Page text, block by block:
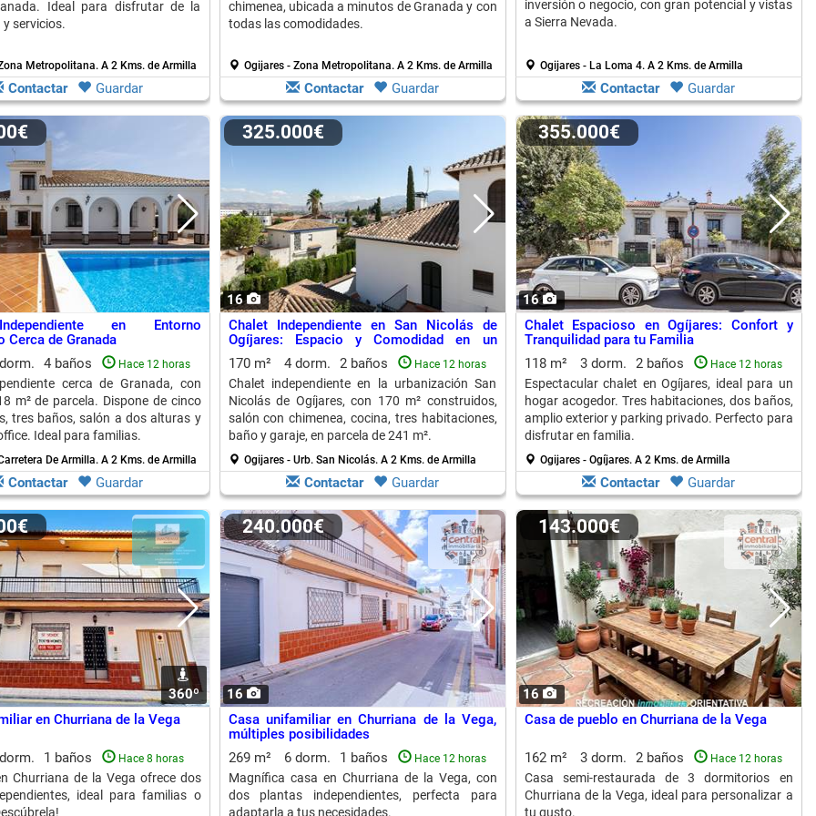
Ideal para disfrutar de la
servicios.
Metropolitana. A 2 Kms. de Armilla
Contactar Guardar
chimenea, ubicada a minutos de Granada y con
todas las comodidades.
Ogijares - Zona Metropolitana. A 2 Kms. de Armilla
Contactar Guardar
inversión o negocio, con gran potencial y vistas
a Sierra Nevada.
Ogijares - La Loma 4. A 2 Kms. de Armilla
Contactar Guardar
en Entorno
Cerca de Granada
4 baños Hace 12 horas
cerca de Granada, con
m² de parcela. Dispone de cinco
tres baños, salón a dos alturas y
Ideal para familias.
De Armilla. A 2 Kms. de Armilla
Contactar Guardar
16
325.000€
Chalet Independiente en San Nicolás de
Ogíjares: Espacio y Comodidad en un
Entorno Tranquilo
170 m² 4 dorm. 2 baños Hace 12 horas
Chalet independiente en la urbanización San
Nicolás de Ogíjares, con 170 m² construidos,
salón con chimenea, cocina, tres habitaciones,
baño y garaje, en parcela de 241 m².
Ogijares - Urb. San Nicolás. A 2 Kms. de Armilla
Contactar Guardar
16
355.000€
Chalet Espacioso en Ogíjares: Confort y
Tranquilidad para tu Familia
118 m²
3 dorm. 2 baños Hace 12 horas
Espectacular chalet en Ogíjares, ideal para un
hogar acogedor. Tres habitaciones, dos baños,
amplio exterior y parking privado. Perfecto para
disfrutar en familia.
Ogijares - Ogíjares. A 2 Kms. de Armilla
Contactar Guardar
360º
en Churriana de la Vega
1 baños Hace 8 horas
Churriana de la Vega ofrece dos
ideal para familias o
16
240.000€
Casa unifamiliar en Churriana de la Vega,
múltiples posibilidades
269 m²
6 dorm. 1 baños Hace 12 horas
Magnífica casa en Churriana de la Vega, con
dos plantas independientes, perfecta para
adaptarla a tus necesidades.
16
143.000€
Casa de pueblo en Churriana de la Vega
162 m² 3 dorm. 2 baños Hace 12 horas
Casa semi-restaurada de 3 dormitorios en
Churriana de la Vega, ideal para personalizar a
tu gusto.